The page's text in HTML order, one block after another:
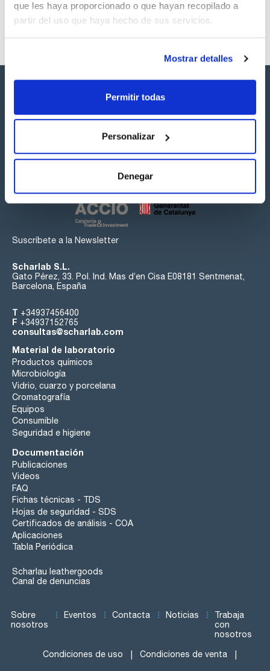
que les haya proporcionado o que hayan recopilado a
partir del uso que haya hecho de sus servicios.
Mostrar detalles
Permitir todas
Personalizar
Denegar
Suscríbete a la Newsletter
Scharlab S.L.
Gato Pérez, 33. Pol. Ind. Mas d’en Cisa E08181 Sentmenat,
Barcelona, España
T +34937456400
F +34937152765
consultas@scharlab.com
Material de laboratorio
Productos químicos
Microbiología
Vidrio, cuarzo y porcelana
Cromatografía
Equipos
Consumible
Seguridad e higiene
Documentación
Publicaciones
Videos
FAQ
Fichas técnicas - TDS
Hojas de seguridad - SDS
Certificados de análisis - COA
Aplicaciones
Tabla Periódica
Scharlau leathergoods
Canal de denuncias
Sobre
nosotros
Eventos Contacta Noticias
Trabaja
con
nosotros
Condiciones de uso Condiciones de venta